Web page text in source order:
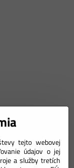
tejto webovej
údajov o jej
a služby tretích